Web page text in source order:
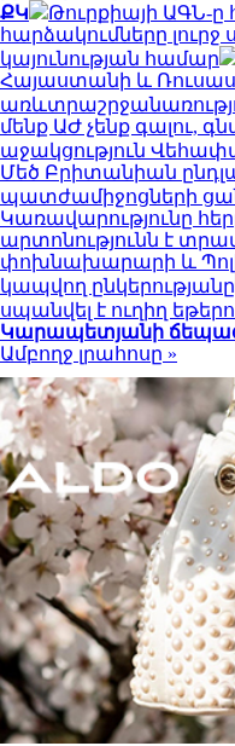
ՔԿ
Թուրքիայի ԱԳՆ-ը
հարձակումները
կայունության համար
Հայաստանի և
մենք ԱԺ չենք գալու,
աջակցություն
Մեծ Բրիտանիան
պատժամիջոցների
Կառավարությունը
արտոնությունն է
փոխնախարարի և
կապվող ընկերությանը
սպանվել է ուղիղ
Կարապետյանի
Ամբողջ լրահոսը »